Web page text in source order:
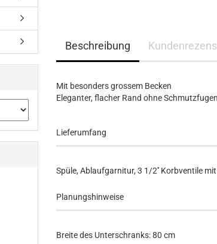
Beschreibung
Mit besonders grossem Becken
Eleganter, flacher Rand ohne Schmutzfugen
Lieferumfang
Spüle, Ablaufgarnitur, 3 1/2'' Korbventile
Planungshinweise
Breite des Unterschranks:80 cm